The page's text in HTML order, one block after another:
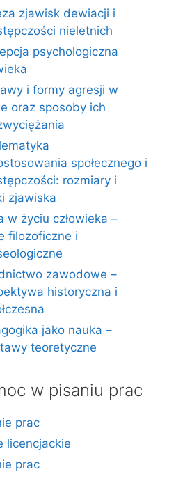
zjawisk dewiacji i
nieletnich
psychologiczna
i formy agresji w
oraz sposoby ich
społecznego i
rozmiary i
zjawiska
w życiu człowieka –
filozoficzne i
zawodowe –
historyczna i
jako nauka –
teoretyczne
w pisaniu prac
prac
licencjackie
prac